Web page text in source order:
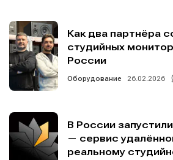
Как два партнёра
студийных
России
Оборудование 26.02.2026
В России
— сервис
реальному